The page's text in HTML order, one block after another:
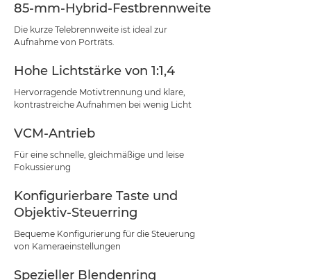
85-mm-Hybrid-Festbrennweite
Die kurze Telebrennweite ist ideal zur
Aufnahme von Porträts.
Hohe Lichtstärke von 1:1,4
Hervorragende Motivtrennung und klare,
kontrastreiche Aufnahmen bei wenig Licht
VCM-Antrieb
Für eine schnelle, gleichmäßige und leise
Fokussierung
Konfigurierbare Taste und
Objektiv-Steuerring
Bequeme Konfigurierung für die Steuerung
von Kameraeinstellungen
Spezieller Blendenring